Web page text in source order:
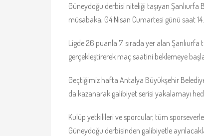
Güneydoğu derbisi niteliği taşıyan Şanlıurfa
müsabaka, 04 Nisan Cumartesi günü saat
Ligde 26 puanla 7. sırada yer alan Şanlıurfa
gerçekleştirerek maç saatini beklemeye
Geçtiğimiz hafta Antalya Büyükşehir
da kazanarak galibiyet serisi yakalamayı
Kulüp yetkilileri ve sporcular, tüm
Güneydoğu derbisinden galibiyetle